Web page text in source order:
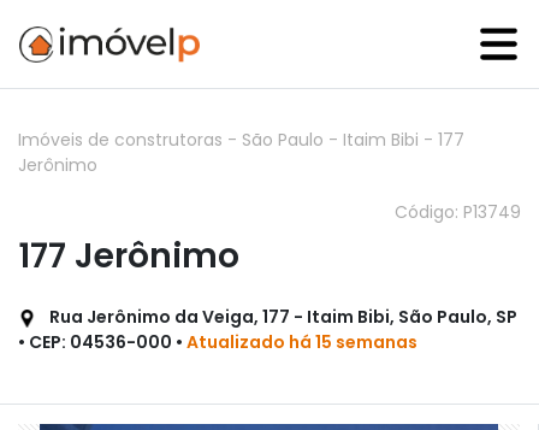
Imóveis de construtoras - São Paulo - Itaim Bibi - 177
Jerônimo
Código: P13749
177 Jerônimo
Rua Jerônimo da Veiga, 177 - Itaim Bibi, São Paulo, SP
• CEP: 04536-000 • Atualizado há 15 semanas